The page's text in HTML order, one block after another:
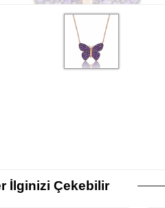
İlginizi Çekebilir